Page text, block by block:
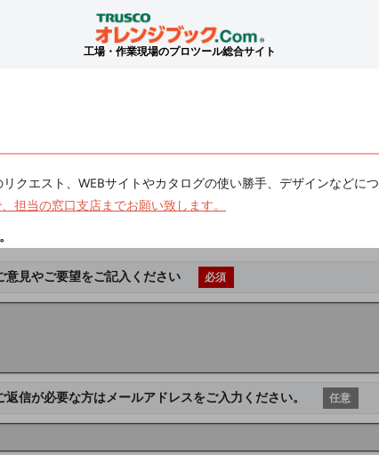
工場・作業現場のプロツール総合サイト
クエスト、WEBサイトやカタログの使い勝手、デザインなどに
担当の窓口支店までお願い致します。
意見やご要望をご記入ください 必須
返信が必要な方はメールアドレスをご入力ください。 任意